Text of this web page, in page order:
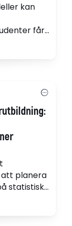
kan
får
visar
planera
statistiska
idéer.